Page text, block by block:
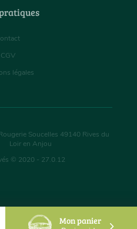
Mon panier
CGV
légales
Soucelles 49140 Rives du
Loir en Anjou
© 2020 - 27.0.12